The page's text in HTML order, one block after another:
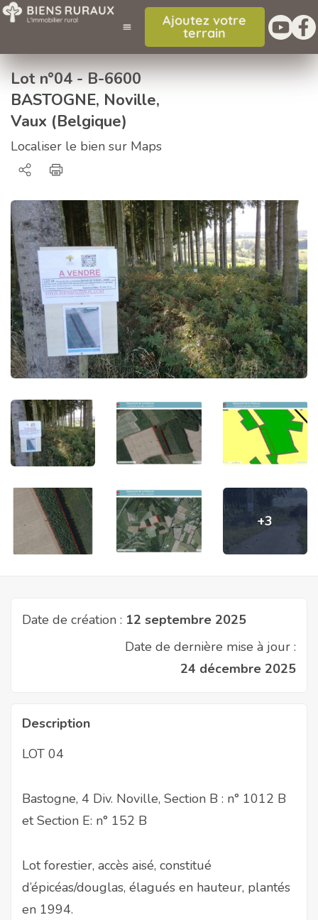
Ajoutez votre
terrain
Lot n°04 - B-6600
BASTOGNE, Noville,
Vaux (Belgique)
Localiser le bien sur Maps
+3
Date de création : 12 septembre 2025
Date de dernière mise à jour :
24 décembre 2025
Description
LOT 04
Bastogne, 4 Div. Noville, Section B : n° 1012 B
et Section E: n° 152 B
Lot forestier, accès aisé, constitué
d’épicéas/douglas, élagués en hauteur, plantés
en 1994.